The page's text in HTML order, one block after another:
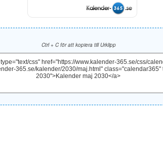
Ctrl + C för att kopiera till Urklipp